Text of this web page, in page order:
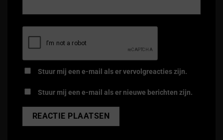
Stuur mij een e-mail als er vervolgreacties zijn.
Stuur mij een e-mail als er nieuwe berichten zijn.